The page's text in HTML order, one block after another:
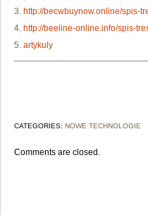
3. http://becwbuynow.online/spis-
4. http://beeline-online.info/spis-
5. artykuly
CATEGORIES: NOWE TECHNOLOGIE
Comments are closed.